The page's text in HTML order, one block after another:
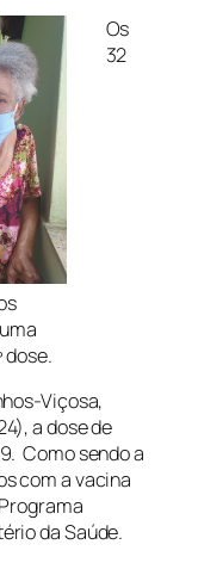
dose.
Os
32
Viçosa,
a dose de
Como sendo a
com a vacina
da Saúde.